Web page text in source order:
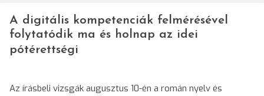
A digitális kompetenciák felmérésével
folytatódik ma és holnap az idei
pótérettségi
Az írásbeli vizsgák augusztus 10-én a román nyelv és